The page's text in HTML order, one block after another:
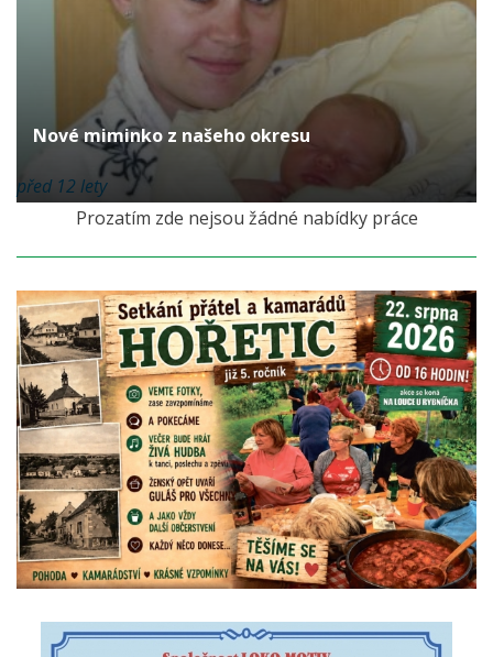
Nové miminko z našeho okresu
před 12 lety
Prozatím zde nejsou žádné nabídky práce